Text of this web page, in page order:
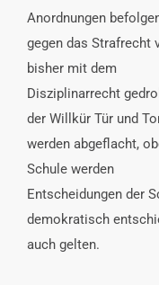
Anordnungen
gegen das Strafrecht
bisher mit dem
Disziplinarrecht
der Willkür Tür und
werden abgeflacht,
Schule werden
Entscheidungen der
demokratisch
auch gelten.